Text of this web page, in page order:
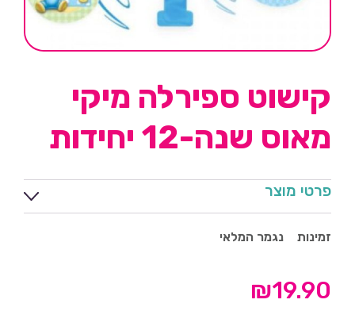
קישוט ספירלה מיקי
מאוס שנה-12 יחידות
פרטי מוצר
זמינות נגמר המלאי
₪19.90